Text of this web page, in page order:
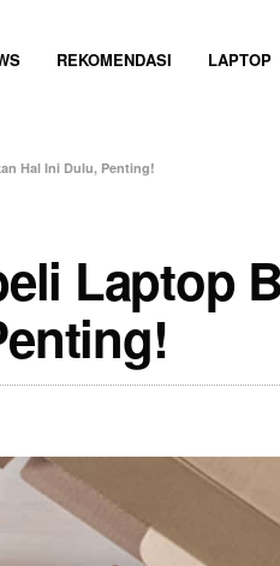
REKOMENDASI LAPTOP
Hal Ini Dulu, Penting!
Laptop